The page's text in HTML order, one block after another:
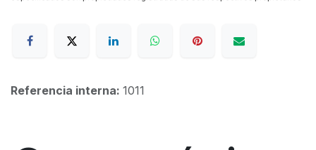
Referencia interna: 1011